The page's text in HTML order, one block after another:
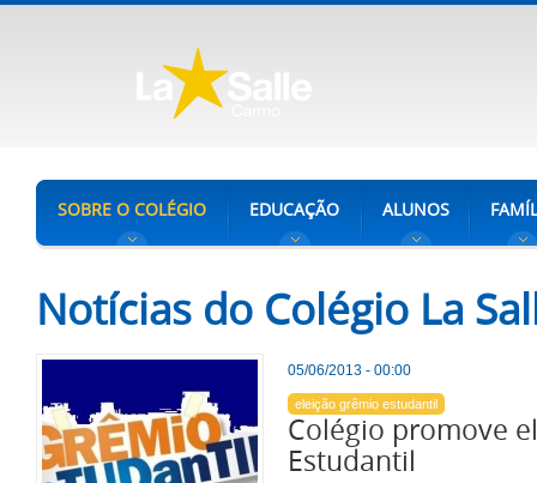
SOBRE O COLÉGIO EDUCAÇÃO ALUNOS
Notícias do Colégio La
05/06/2013 - 00:00
eleição grêmio estudantil
Colégio promove
Estudantil